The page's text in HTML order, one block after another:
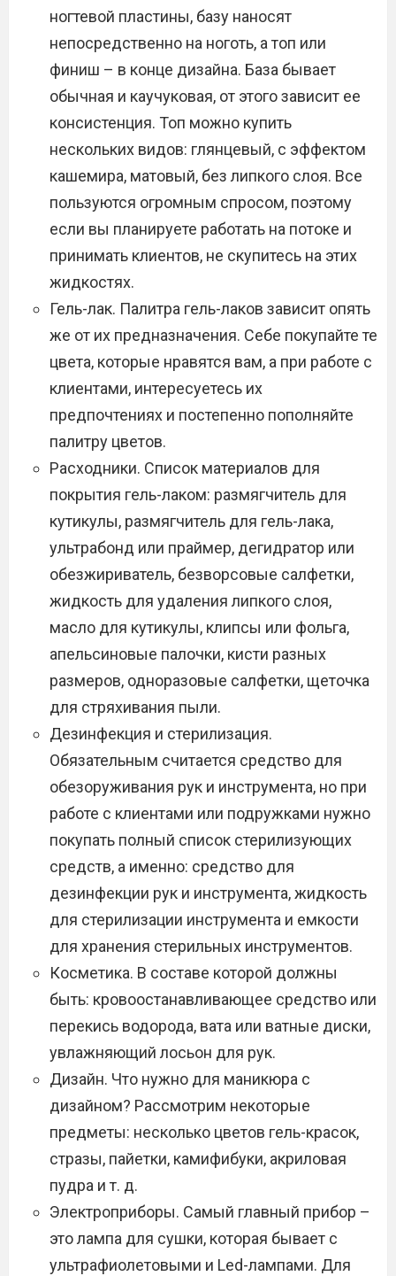
ногтевой пластины, базу наносят
непосредственно на ноготь, а топ или
финиш – в конце дизайна. База бывает
обычная и каучуковая, от этого зависит ее
консистенция. Топ можно купить
нескольких видов: глянцевый, с эффектом
кашемира, матовый, без липкого слоя. Все
пользуются огромным спросом, поэтому
если вы планируете работать на потоке и
принимать клиентов, не скупитесь на этих
жидкостях.
Гель-лак. Палитра гель-лаков зависит опять
же от их предназначения. Себе покупайте те
цвета, которые нравятся вам, а при работе с
клиентами, интересуетесь их
предпочтениях и постепенно пополняйте
палитру цветов.
Расходники. Список материалов для
покрытия гель-лаком: размягчитель для
кутикулы, размягчитель для гель-лака,
ультрабонд или праймер, дегидратор или
обезжириватель, безворсовые салфетки,
жидкость для удаления липкого слоя,
масло для кутикулы, клипсы или фольга,
апельсиновые палочки, кисти разных
размеров, одноразовые салфетки, щеточка
для стряхивания пыли.
Дезинфекция и стерилизация.
Обязательным считается средство для
обезоруживания рук и инструмента, но при
работе с клиентами или подружками нужно
покупать полный список стерилизующих
средств, а именно: средство для
дезинфекции рук и инструмента, жидкость
для стерилизации инструмента и емкости
для хранения стерильных инструментов.
Косметика. В составе которой должны
быть: кровоостанавливающее средство или
перекись водорода, вата или ватные диски,
увлажняющий лосьон для рук.
Дизайн. Что нужно для маникюра с
дизайном? Рассмотрим некоторые
предметы: несколько цветов гель-красок,
стразы, пайетки, камифибуки, акриловая
пудра и т. д.
Электроприборы. Самый главный прибор –
это лампа для сушки, которая бывает с
ультрафиолетовыми и Led-лампами. Для